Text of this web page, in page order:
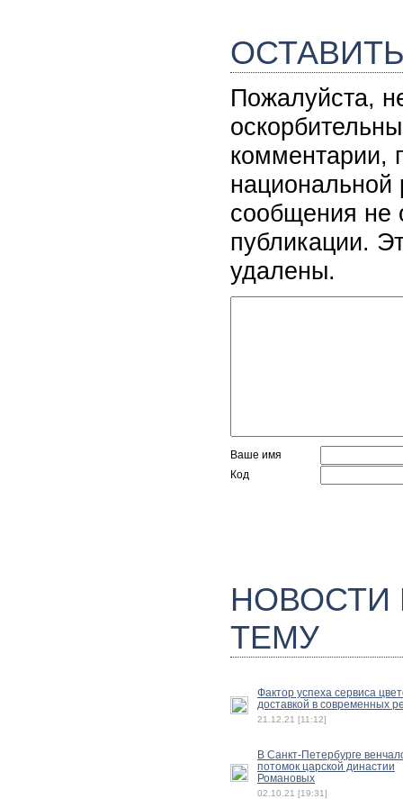
Пожалуйста,
комментарии,
национальной
сообщения не
публикации.
удалены.
Ваше имя
Код
ТЕМУ
Фактор успеха сервиса
доставкой в современных
21.12.21 [11:12]
В Санкт-Петербурге
потомок царской династии
Романовых
02.10.21 [19:31]